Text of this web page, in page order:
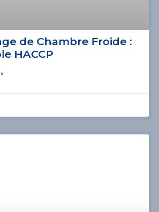
de Chambre Froide :
HACCP